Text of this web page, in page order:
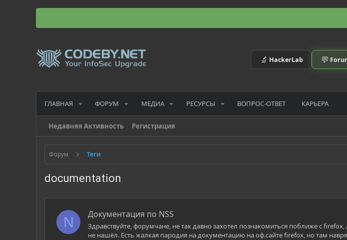
🔬 HackerLab 💬
ГЛАВНАЯ ФОРУМ МЕДИА РЕСУРСЫ ВОПРОС-ОТВЕТ КАРЬЕРА
Недавняя Активность Регистрация
Форум Теги
documentation
N Документация по NSS
Здравствуйте, форумчане, не так давно захотел познакомиться поближе с
не нашёл. Есть жалкая пародия на документацию на оф.сайте firefox, но там